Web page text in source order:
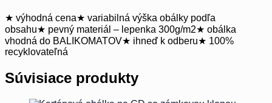
★ výhodná cena★ variabilná výška obálky podľa
obsahu★ pevný materiál – lepenka 300g/m2★ obálka
vhodná do BALIKOMATOV★ ihneď k odberu★ 100%
recyklovateľná
Súvisiace produkty